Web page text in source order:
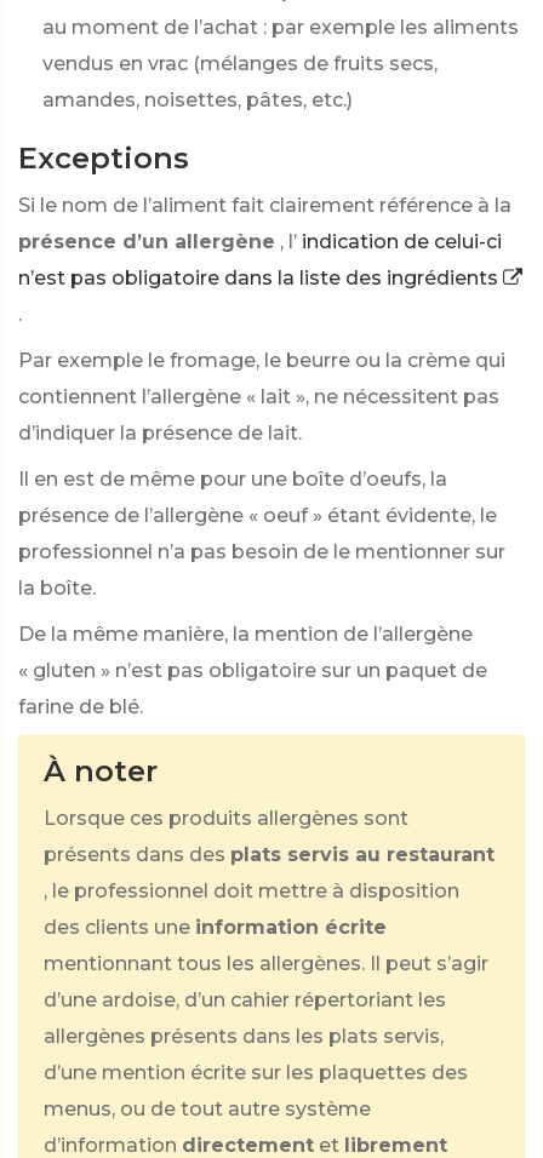
au moment de l’achat : par exemple les aliments
vendus en vrac (mélanges de fruits secs,
amandes, noisettes, pâtes, etc.)
Exceptions
Si le nom de l’aliment fait clairement référence à la
présence d’un allergène , l’ indication de celui-ci
n’est pas obligatoire dans la liste des ingrédients
.
Par exemple le fromage, le beurre ou la crème qui
contiennent l’allergène « lait », ne nécessitent pas
d’indiquer la présence de lait.
Il en est de même pour une boîte d’oeufs, la
présence de l’allergène « oeuf » étant évidente, le
professionnel n’a pas besoin de le mentionner sur
la boîte.
De la même manière, la mention de l’allergène
« gluten » n’est pas obligatoire sur un paquet de
farine de blé.
À noter
Lorsque ces produits allergènes sont
présents dans des plats servis au restaurant
, le professionnel doit mettre à disposition
des clients une information écrite
mentionnant tous les allergènes. Il peut s’agir
d’une ardoise, d’un cahier répertoriant les
allergènes présents dans les plats servis,
d’une mention écrite sur les plaquettes des
menus, ou de tout autre système
d’information directement et librement